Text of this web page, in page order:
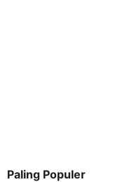
Paling Populer